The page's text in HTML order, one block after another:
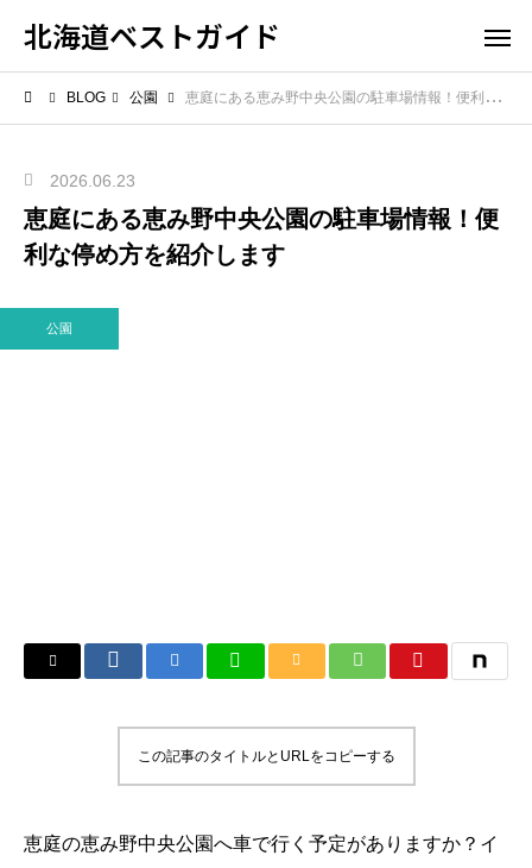
北海道ベストガイド
BLOG 公園 恵庭にある恵み野中央公園の駐車場情報！便利な停め方を紹介します
2026.06.23
恵庭にある恵み野中央公園の駐車場情報！便
利な停め方を紹介します
公園
この記事のタイトルとURLをコピーする
恵庭の恵み野中央公園へ車で行く予定がありますか？イ